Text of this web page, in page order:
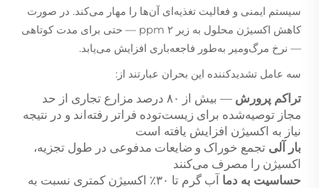
سیستم ایمنی و فعالیت تغذیه‌ای آن‌ها را مهار می‌کند. در صورت
کاهش اکسیژن محلول به زیر ۲ ppm — حتی برای مدت کوتاهی
— نرخ مرگ‌ومیر به‌طور فاجعه‌باری افزایش می‌یابد.
سه عامل تشدیدکننده این بحران عبارتند از:
تراکم پرورش
— بیش از ۸۰ درصد مزارع تجاری از حد
مجاز توصیه‌شده برای زیست‌توده فراتر رفته‌اند و در نتیجه
نیاز به اکسیژن افزایش یافته است
بار آلی تجمع خوراک و ضایعات مدفوعی در طول تجزیه،
اکسیژن را مصرف می‌کنند
حساسیت به دما
آب گرم تا ۳۰٪ اکسیژن کمتری نسبت به